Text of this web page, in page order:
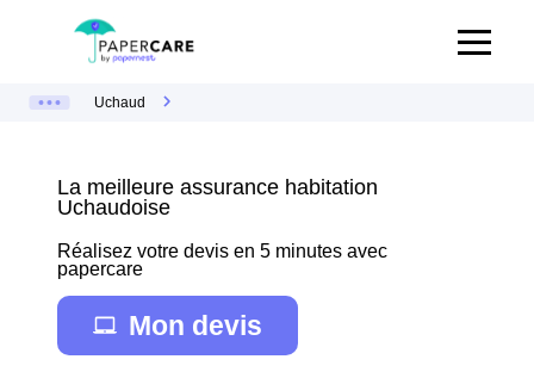
Uchaud
La meilleure assurance habitation
Uchaudoise
Réalisez votre devis en 5 minutes avec
papercare
Mon devis